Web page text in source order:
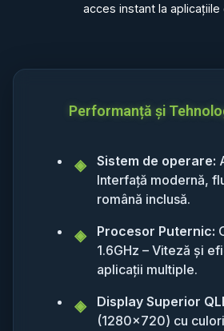
acces instant la aplicațiile
Performanță și
Sistem de operare:
Interfață modernă,
română inclusă.
Procesor Puternic:
1.6GHz – Viteză și
aplicații multiple.
Display Superior
(1280x720) cu